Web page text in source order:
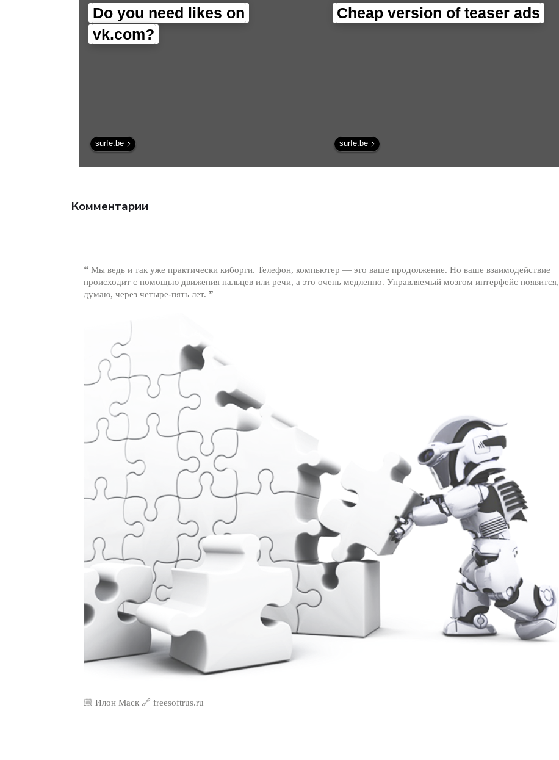
технологии.
мирового интернет-
трафика - Интернет
Do you need likes on
vk.com?
surfe.be
Cheap version of teaser ads
surfe.be
Комментарии
❝ Мы ведь и так уже практически киборги. Телефон, компьютер — это ваше продолжение. Но ваше взаимодействие
происходит с помощью движения пальцев или речи, а это очень медленно. Управляемый мозгом интерфейс появится,
думаю, через четыре-пять лет. ❞
🏼 Илон Маск 🔗 freesoftrus.ru